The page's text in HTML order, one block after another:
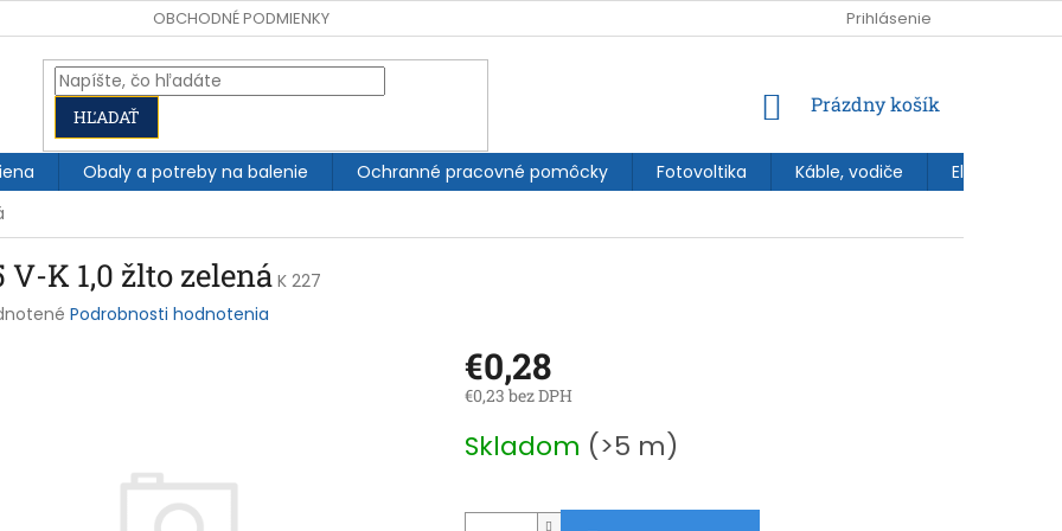
OBCHODNÉ PODMIENKY Prihlásenie
HĽADAŤ
NÁKUPNÝ
Prázdny košík
Obaly a potreby na balenie Ochranné pracovné pomôcky Fotovoltika Káble, vodiče
V-K 1,0 žlto zelená K 227
Podrobnosti hodnotenia
€0,28
€0,23 bez DPH
cena:
Skladom (>5 m)